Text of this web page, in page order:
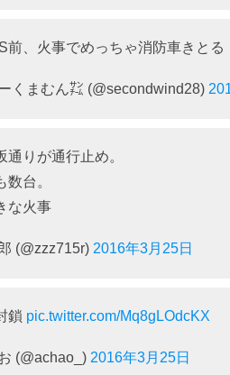
前、火事でめっちゃ消防車きとる
くまむん㌠ (@secondwind28)
通りが通行止め。
数台。
な火事
(@zzz715r) 2016年3月25日
鎖 pic.twitter.com/Mq8gLOdcKX
(@achao_) 2016年3月25日